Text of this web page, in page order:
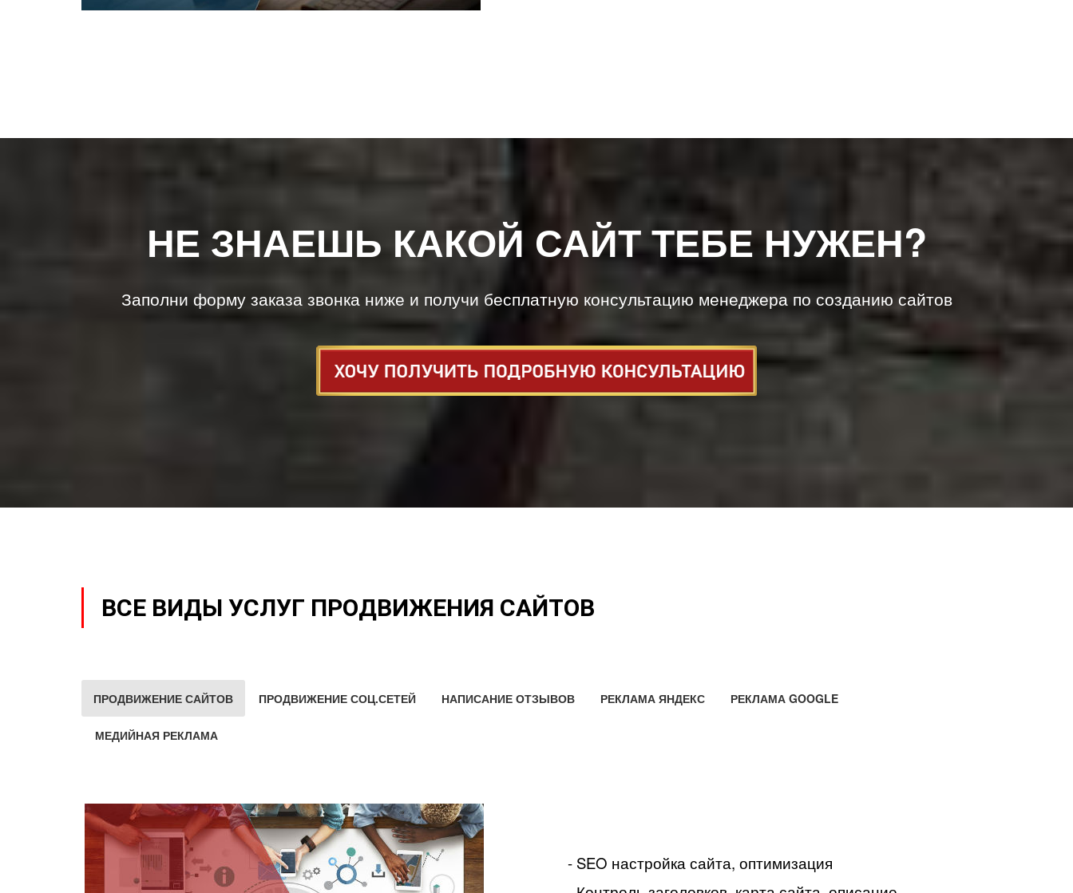
НЕ ЗНАЕШЬ КАКОЙ САЙТ ТЕБЕ НУЖЕН?
Заполни форму заказа звонка ниже и получи бесплатную консультацию менеджера по созданию сайтов
ВСЕ ВИДЫ УСЛУГ ПРОДВИЖЕНИЯ САЙТОВ
ПРОДВИЖЕНИЕ САЙТОВ ПРОДВИЖЕНИЕ СОЦ.СЕТЕЙ НАПИСАНИЕ ОТЗЫВОВ РЕКЛАМА ЯНДЕКС РЕКЛАМА GOOGLE
МЕДИЙНАЯ РЕКЛАМА
- SEO настройка сайта, оптимизация